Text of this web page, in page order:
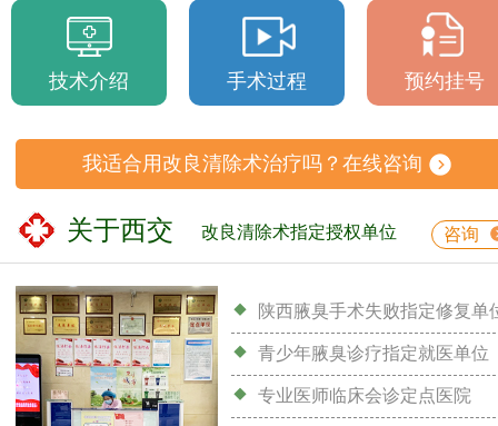
技术介绍 手术过程 预约挂号
我适合用改良清除术治疗吗？在线咨询
关于西交 改良清除术指定授权单位 咨询
陕西腋臭手术失败指定修复单
青少年腋臭诊疗指定就医单位
专业医师临床会诊定点医院